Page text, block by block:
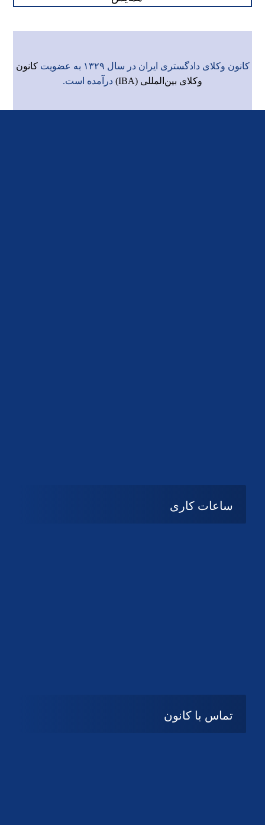
کانون وکلای دادگستری ایران در سال ۱۳۲۹ به عضویت
کانون
وکلای بین‌المللی (IBA)
درآمده است.
ساعات کاری
تماس با کانون